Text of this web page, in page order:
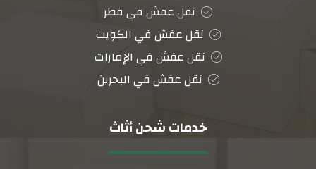
نقل عفش في قطر
نقل عفش في الكويت
نقل عفش في الإمارات
نقل عفش في البحرين
خدمات شحن أثاث